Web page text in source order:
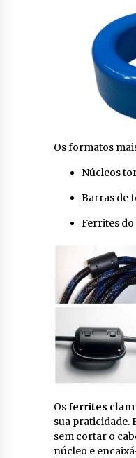
Os formatos
Núcleos
Barras de
Ferrites
Osferrites
sua praticidade.
sem cortar o
núcleo e